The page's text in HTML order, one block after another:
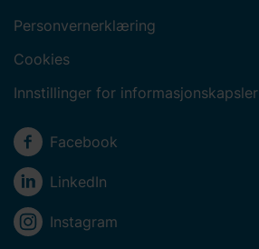
Personvernerklæring
Cookies
Innstillinger for informasjonskapsler
Sosiale medier
Facebook
LinkedIn
Instagram